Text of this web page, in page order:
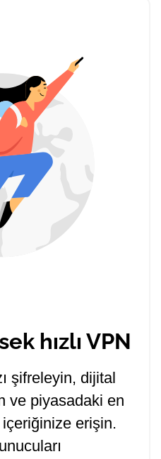
hızlı VPN
şifreleyin, dijital
ve piyasadaki en
içeriğinize erişin.